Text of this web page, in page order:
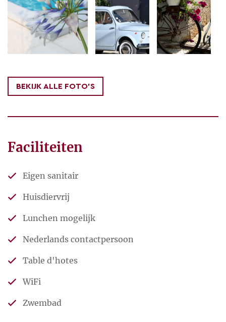
BEKIJK ALLE FOTO'S
Faciliteiten
Eigen sanitair
Huisdiervrij
Lunchen mogelijk
Nederlands contactpersoon
Table d'hotes
WiFi
Zwembad